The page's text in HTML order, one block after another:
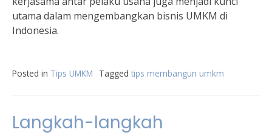
utama dalam mengembangkan bisnis UMKM di
Indonesia.
Posted in Tips UMKM Tagged tips membangun umkm
Langkah-langkah